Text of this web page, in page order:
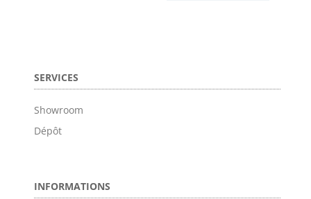
SERVICES
Showroom
Dépôt
INFORMATIONS